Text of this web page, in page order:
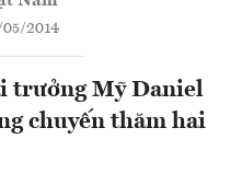
2014
trưởng Mỹ Daniel
chuyến thăm hai